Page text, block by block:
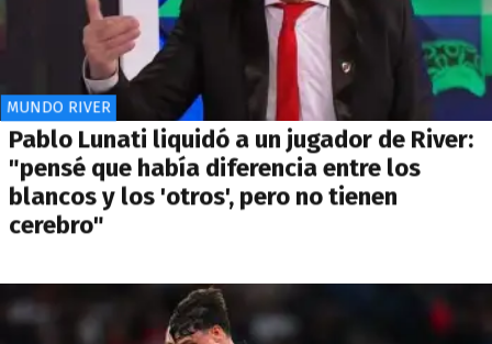
MUNDO RIVER
Pablo Lunati liquidó a un jugador de River:
"pensé que había diferencia entre los
blancos y los 'otros', pero no tienen
cerebro"